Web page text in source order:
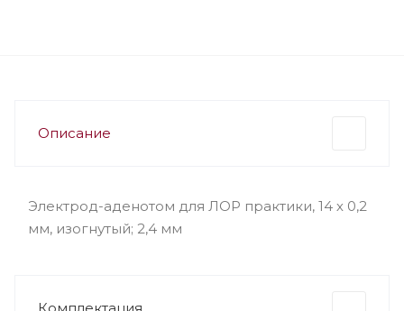
Описание
Электрод-аденотом для ЛОР практики, 14 х 0,2
мм, изогнутый; 2,4 мм